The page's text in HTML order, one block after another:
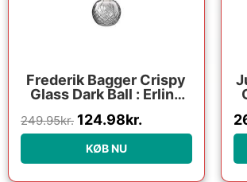
Frederik Bagger Crispy
Glass Dark Ball : Erling
249.95kr. 124.98kr.
KØB NU